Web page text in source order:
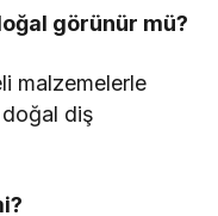
görünür mü?
malzemelerle
diş